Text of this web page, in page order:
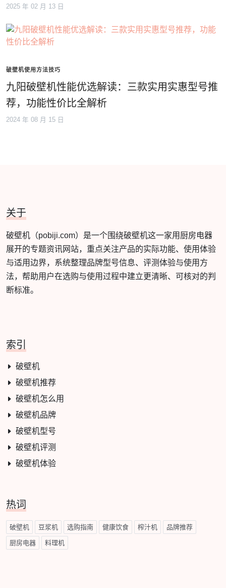
2025 年 02 月 13 日
破壁机使用方法技巧
九阳破壁机性能优选解读：三款实用实惠型号推
荐，功能性价比全解析
2024 年 08 月 15 日
关于
破壁机（pobiji.com）是一个围绕破壁机这一家用厨房电器
展开的专题资讯网站，重点关注产品的实际功能、使用体验
与适用边界，系统整理品牌型号信息、评测体验与使用方
法，帮助用户在选购与使用过程中建立更清晰、可核对的判
断标准。
索引
破壁机
破壁机推荐
破壁机怎么用
破壁机品牌
破壁机型号
破壁机评测
破壁机体验
热词
破壁机 豆浆机 选购指南 健康饮食 榨汁机 品牌推荐
厨房电器 料理机